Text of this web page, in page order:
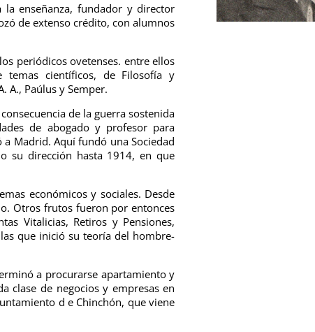
enseñanza, fundador y director
de extenso crédito, con alumnos
periódicos ovetenses. entre ellos
temas científicos, de Filosofía y
A., Paúlus y Semper.
de la guerra sostenida
de abogado y profesor para
Madrid. Aquí fundó una Sociedad
su dirección hasta 1914, en que
económicos y sociales. Desde
Otros frutos fueron por entonces
Vitalicias, Retiros y Pensiones,
que inició su teoría del hombre-
a procurarse apartamiento y
clase de negocios y empresas en
d e Chinchón, que viene